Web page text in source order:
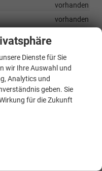
vorhanden
vorhanden
Rückgewinnung
vorhanden
vorhanden
(2 Klappschlüssel)
Dienste für Sie
wir Ihre Auswahl und
Analytics und
geben. Sie
für die Zukunft